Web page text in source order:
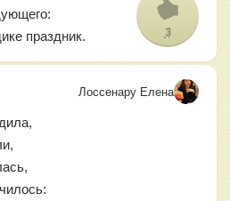
праздник.
3
Лоссенару Елена